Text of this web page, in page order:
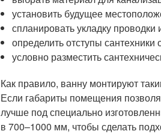
установить будущее
спланировать укладку
определить отступы сантехники
условно разместить
Как правило, ванну монтируют
Если габариты помещения
лучше под специально
в 700–1000 мм, чтобы сделать